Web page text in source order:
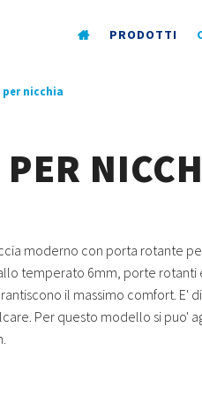
PRODOTTI
per nicchia
moderno con porta rotante
temperato 6mm, porte rotanti
il massimo comfort. E'
Per questo modello si puo'